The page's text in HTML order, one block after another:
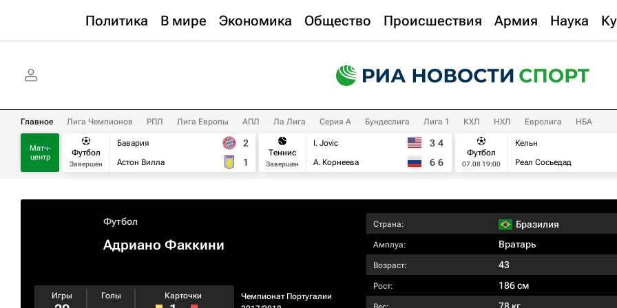
Политика В мире Экономика Общество Происшествия Армия Наука
Главное Лига Чемпионов РПЛ Лига Европы АПЛ Ла Лига Серия А Бундеслига Лига 1 КХЛ НХЛ Евролига НБА
Матч-
центр
Футбол
Завершен
Бавария
Астон Вилла
2
1
Теннис
Завершен
I. Jovic
А. Корнеева
3 4
6 6
Футбол
07.08 19:00
Кельн
Реал Сосьедад
Футбол
Адриано Факкини
Чемпионат Португалии
Игры Голы Карточки
Страна: Бразилия
Амплуа: Вратарь
Возраст: 43
Рост: 186 см